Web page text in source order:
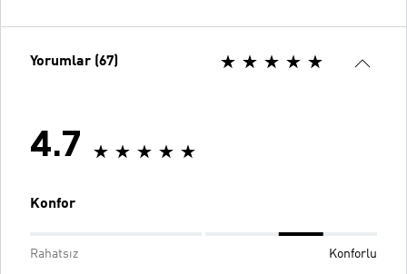
Yorumlar (67)
4.7
Konfor
Rahatsız Konforlu